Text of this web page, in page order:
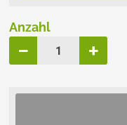
Anzahl